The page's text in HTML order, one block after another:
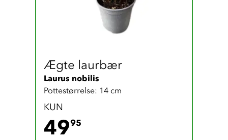
Ægte laurbær
Laurus nobilis
Pottestørrelse: 14 cm
KUN
4995